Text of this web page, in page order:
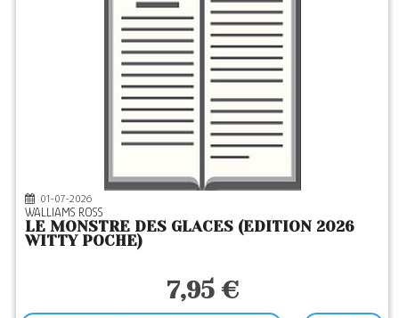
01-07-2026
WALLIAMS ROSS
LE MONSTRE DES GLACES (EDITION 2026
WITTY POCHE)
7,95 €